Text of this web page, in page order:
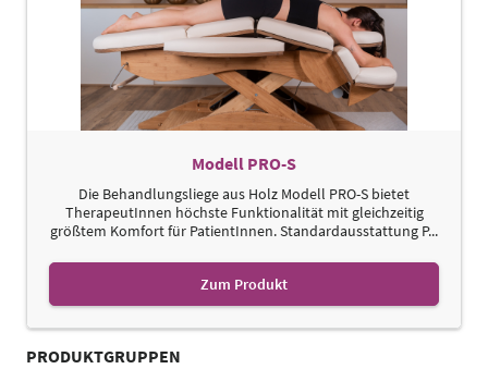
Modell PRO-S
Die Behandlungsliege aus Holz Modell PRO-S bietet
TherapeutInnen höchste Funktionalität mit gleichzeitig
größtem Komfort für PatientInnen. Standardausstattung P...
Zum Produkt
PRODUKTGRUPPEN